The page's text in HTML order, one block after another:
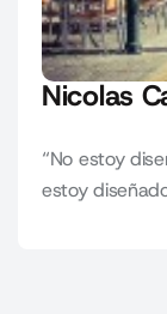
Nicolas
“No estoy
estoy